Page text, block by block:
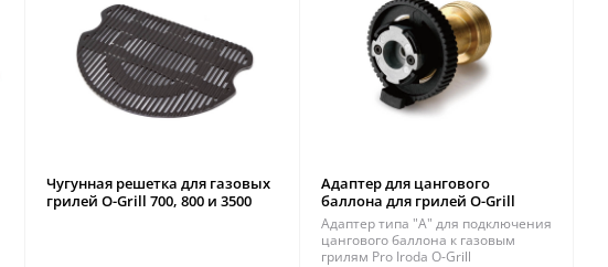
Чугунная решетка для газовых
грилей O-Grill 700, 800 и 3500
Адаптер для цангового
баллона для грилей O-Grill
Адаптер типа "А" для подключения
цангового баллона к газовым
грилям Pro Iroda O-Grill